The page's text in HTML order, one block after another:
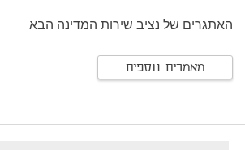
האתגרים של נציב שירות המדינה הבא
מאמרים נוספים